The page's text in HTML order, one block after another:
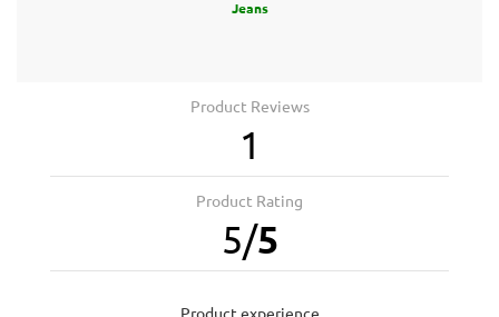
Jeans
Product Reviews
1
Product Rating
5/5